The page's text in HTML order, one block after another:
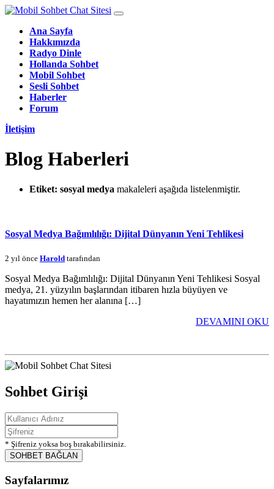
Ana Sayfa
Hakkımızda
Radyo Dinle
Hollanda Sohbet
Mobil Sohbet
Sesli Sohbet
Haberler
Forum
İletişim
Blog Haberleri
Etiket: sosyal medya makaleleri aşağıda listelenmiştir.
Sosyal Medya Bağımlılığı: Dijital Dünyanın Yeni Tehlikesi
2 yıl önce Harold tarafından
Sosyal Medya Bağımlılığı: Dijital Dünyanın Yeni Tehlikesi Sosyal
medya, 21. yüzyılın başlarından itibaren hızla büyüyen ve
hayatımızın hemen her alanına […]
DEVAMINI OKU
Sohbet Girişi
* Şifreniz yoksa boş bırakabilirsiniz.
SOHBET BAĞLAN
Sayfalarımız